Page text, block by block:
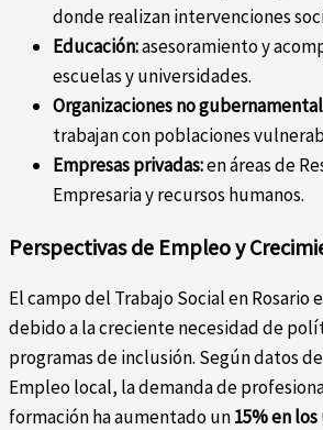
donde realizan intervenciones
Educación:asesoramiento y
escuelas y universidades.
Organizaciones no
trabajan con poblaciones
Empresas privadas:en áreas de
Empresaria y recursos humanos.
Perspectivas de Empleo y
El campo del Trabajo Social en Rosario
debido a la creciente necesidad de
programas de inclusión. Según datos
Empleo local, la demanda de
formación ha aumentado un15% en